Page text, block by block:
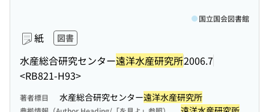
紙 図書
水産総合研究センター遠洋水産研究所2006.7
<RB821-H93>
国立国会図書館
著者標目 水産総合研究センター遠洋水産研究所